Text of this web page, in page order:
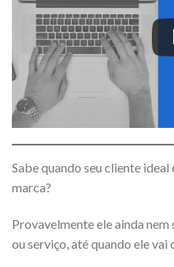
Sabe quando seu cliente
marca?
Provavelmente ele ainda
ou serviço, até quando ele vai